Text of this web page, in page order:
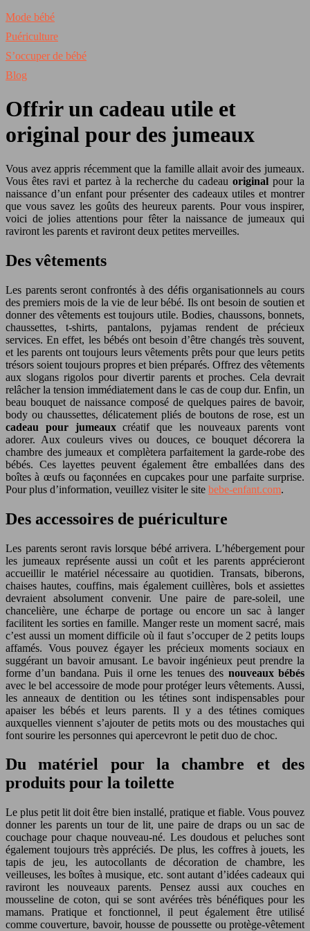
Mode bébé
Puériculture
S’occuper de bébé
Blog
Offrir un cadeau utile et
original pour des jumeaux
Vous avez appris récemment que la famille allait avoir des jumeaux.
Vous êtes ravi et partez à la recherche du cadeau original pour la
naissance d’un enfant pour présenter des cadeaux utiles et montrer
que vous savez les goûts des heureux parents. Pour vous inspirer,
voici de jolies attentions pour fêter la naissance de jumeaux qui
raviront les parents et raviront deux petites merveilles.
Des vêtements
Les parents seront confrontés à des défis organisationnels au cours
des premiers mois de la vie de leur bébé. Ils ont besoin de soutien et
donner des vêtements est toujours utile. Bodies, chaussons, bonnets,
chaussettes, t-shirts, pantalons, pyjamas rendent de précieux
services. En effet, les bébés ont besoin d’être changés très souvent,
et les parents ont toujours leurs vêtements prêts pour que leurs petits
trésors soient toujours propres et bien préparés. Offrez des vêtements
aux slogans rigolos pour divertir parents et proches. Cela devrait
relâcher la tension immédiatement dans le cas de coup dur. Enfin, un
beau bouquet de naissance composé de quelques paires de bavoir,
body ou chaussettes, délicatement pliés de boutons de rose, est un
cadeau pour jumeauxcréatif que les nouveaux parents vont
adorer. Aux couleurs vives ou douces, ce bouquet décorera la
chambre des jumeaux et complètera parfaitement la garde-robe des
bébés. Ces layettes peuvent également être emballées dans des
boîtes à œufs ou façonnées en cupcakes pour une parfaite surprise.
Pour plus d’information, veuillez visiter le site bebe-enfant.com.
Des accessoires de puériculture
Les parents seront ravis lorsque bébé arrivera. L’hébergement pour
les jumeaux représente aussi un coût et les parents apprécieront
accueillir le matériel nécessaire au quotidien. Transats, biberons,
chaises hautes, couffins, mais également cuillères, bols et assiettes
devraient absolument convenir. Une paire de pare-soleil, une
chancelière, une écharpe de portage ou encore un sac à langer
facilitent les sorties en famille. Manger reste un moment sacré, mais
c’est aussi un moment difficile où il faut s’occuper de 2 petits loups
affamés. Vous pouvez égayer les précieux moments sociaux en
suggérant un bavoir amusant. Le bavoir ingénieux peut prendre la
forme d’un bandana. Puis il orne les tenues des nouveaux bébés
avec le bel accessoire de mode pour protéger leurs vêtements. Aussi,
les anneaux de dentition ou les tétines sont indispensables pour
apaiser les bébés et leurs parents. Il y a des tétines comiques
auxquelles viennent s’ajouter de petits mots ou des moustaches qui
font sourire les personnes qui apercevront le petit duo de choc.
Du matériel pour la chambre et des
produits pour la toilette
Le plus petit lit doit être bien installé, pratique et fiable. Vous pouvez
donner les parents un tour de lit, une paire de draps ou un sac de
couchage pour chaque nouveau-né. Les doudous et peluches sont
également toujours très appréciés. De plus, les coffres à jouets, les
tapis de jeu, les autocollants de décoration de chambre, les
veilleuses, les boîtes à musique, etc. sont autant d’idées cadeaux qui
raviront les nouveaux parents. Pensez aussi aux couches en
mousseline de coton, qui se sont avérées très bénéfiques pour les
mamans. Pratique et fonctionnel, il peut également être utilisé
comme couverture, bavoir, housse de poussette ou protège-vêtement